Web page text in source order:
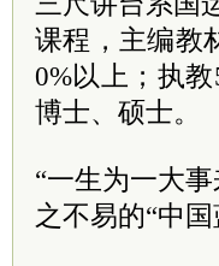
课程，主编教
0%以上；执
博士、硕士。
“一生为一大
之不易的“中国